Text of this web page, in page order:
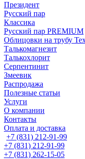
Президент
Русский пар
Классика
Русский пар PREMIUM
Облицовки на трубу
Талькомагнезит
Талькохлорит
Серпентинит
Змеевик
Распродажа
Полезные статьи
Услуги
О компании
Контакты
Оплата и доставка
+7 (831) 212-91-99
+7 (831) 212-91-99
+7 (831) 262-15-05